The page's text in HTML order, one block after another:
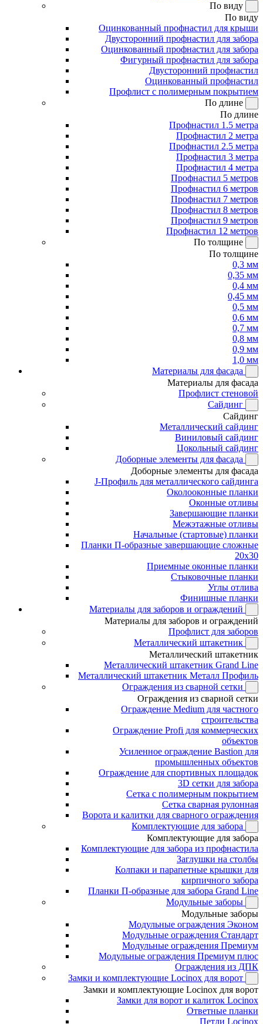
По виду
По виду
Оцинкованный профнастил для крыши
Двусторонний профнастил для забора
Оцинкованный профнастил для забора
Фигурный профнастил для забора
Двусторонний профнастил
Оцинкованный профнастил
Профлист с полимерным покрытием
По длине
По длине
Профнастил 1.5 метра
Профнастил 2 метра
Профнастил 2.5 метра
Профнастил 3 метра
Профнастил 4 метра
Профнастил 5 метров
Профнастил 6 метров
Профнастил 7 метров
Профнастил 8 метров
Профнастил 9 метров
Профнастил 12 метров
По толщине
По толщине
0,3 мм
0,35 мм
0,4 мм
0,45 мм
0,5 мм
0,6 мм
0,7 мм
0,8 мм
0,9 мм
1,0 мм
Материалы для фасада
Материалы для фасада
Профлист стеновой
Сайдинг
Сайдинг
Металлический сайдинг
Виниловый сайдинг
Цокольный сайдинг
Доборные элементы для фасада
Доборные элементы для фасада
J-Профиль для металлического сайдинга
Околооконные планки
Оконные отливы
Завершающие планки
Межэтажные отливы
Начальные (стартовые) планки
Планки П-образные завершающие сложные
20x30
Приемные оконные планки
Стыковочные планки
Углы отлива
Финишные планки
Материалы для заборов и ограждений
Материалы для заборов и ограждений
Профлист для заборов
Металлический штакетник
Металлический штакетник
Металлический штакетник Grand Line
Металлический штакетник Металл Профиль
Ограждения из сварной сетки
Ограждения из сварной сетки
Ограждение Medium для частного
строительства
Ограждение Profi для коммерческих
объектов
Усиленное ограждение Bastion для
промышленных объектов
Ограждение для спортивных площадок
3D сетки для забора
Сетка с полимерным покрытием
Сетка сварная рулонная
Ворота и калитки для сварного ограждения
Комплектующие для забора
Комплектующие для забора
Комплектующие для забора из профнастила
Заглушки на столбы
Колпаки и парапетные крышки для
кирпичного забора
Планки П-образные для забора Grand Line
Модульные заборы
Модульные заборы
Модульные ограждения Эконом
Модульные ограждения Стандарт
Модульные ограждения Премиум
Модульные ограждения Премиум плюс
Ограждения из ДПК
Замки и комплектующие Locinox для ворот
Замки и комплектующие Locinox для ворот
Замки для ворот и калиток Locinox
Ответные планки
Петли Locinox